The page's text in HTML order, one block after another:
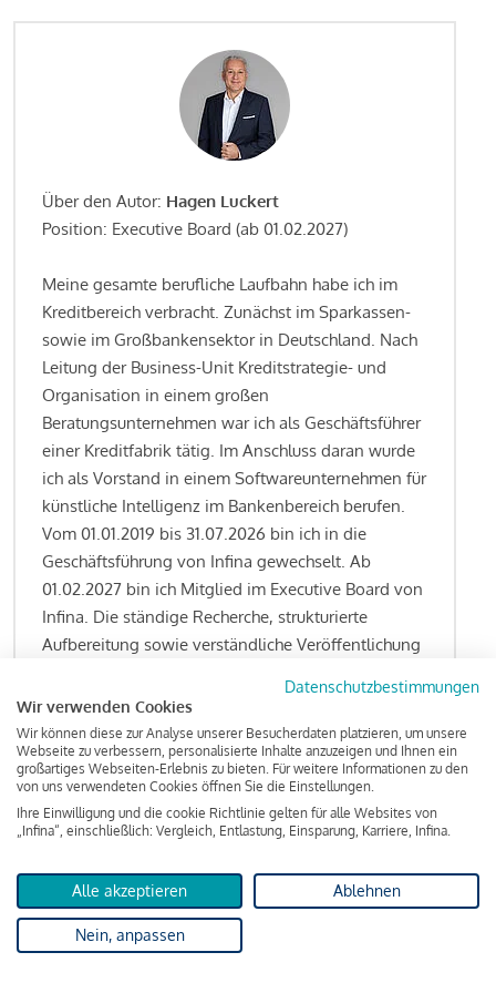
Über den Autor: Hagen Luckert
Position: Executive Board (ab 01.02.2027)
Meine gesamte berufliche Laufbahn habe ich im
Kreditbereich verbracht. Zunächst im Sparkassen-
sowie im Großbankensektor in Deutschland. Nach
Leitung der Business-Unit Kreditstrategie- und
Organisation in einem großen
Beratungsunternehmen war ich als Geschäftsführer
einer Kreditfabrik tätig. Im Anschluss daran wurde
ich als Vorstand in einem Softwareunternehmen für
künstliche Intelligenz im Bankenbereich berufen.
Vom 01.01.2019 bis 31.07.2026 bin ich in die
Geschäftsführung von Infina gewechselt. Ab
01.02.2027 bin ich Mitglied im Executive Board von
Infina. Die ständige Recherche, strukturierte
Aufbereitung sowie verständliche Veröffentlichung
Kreditgeschäft gehören zu den wesentlichen
Schwerpunktsetzungen meiner Funktion.
Lesen Sie meine Finanzierungs-Tipps
KreditindexDas Wohnkredit Barometer
Datenschutzbestimmungen
Wir verwenden Cookies
Wir können diese zur Analyse unserer Besucherdaten platzieren, um unsere
Webseite zu verbessern, personalisierte Inhalte anzuzeigen und Ihnen ein
großartiges Webseiten-Erlebnis zu bieten. Für weitere Informationen zu den
von uns verwendeten Cookies öffnen Sie die Einstellungen.
Ihre Einwilligung und die cookie Richtlinie gelten für alle Websites von
„Infina“, einschließlich: Vergleich, Entlastung, Einsparung, Karriere, Infina.
Alle akzeptieren Ablehnen
Nein, anpassen